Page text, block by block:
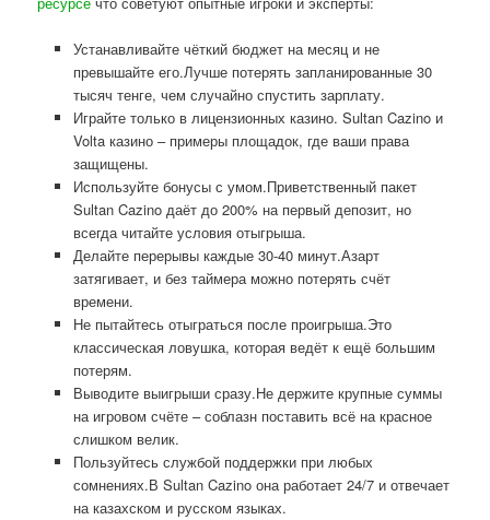
Устанавливайте чёткий бюджет на месяц и не
превышайте его.Лучше потерять запланированные 30
тысяч тенге, чем случайно спустить зарплату.
Играйте только в лицензионных казино. Sultan Cazino и
Volta казино – примеры площадок, где ваши права
защищены.
Используйте бонусы с умом.Приветственный пакет
Sultan Cazino даёт до 200% на первый депозит, но
всегда читайте условия отыгрыша.
Делайте перерывы каждые 30-40 минут.Азарт
затягивает, и без таймера можно потерять счёт
времени.
Не пытайтесь отыграться после проигрыша.Это
классическая ловушка, которая ведёт к ещё большим
потерям.
Выводите выигрыши сразу.Не держите крупные суммы
на игровом счёте – соблазн поставить всё на красное
слишком велик.
Пользуйтесь службой поддержки при любых
сомнениях.В Sultan Cazino она работает 24/7 и отвечает
на казахском и русском языках.